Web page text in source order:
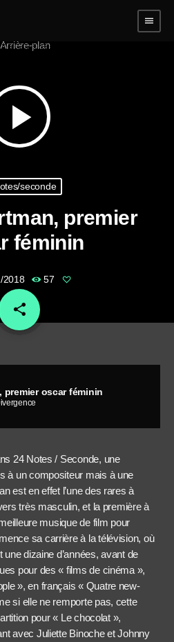
menu
play_arrow
seconde
premier
féminin
2018 57
share
email
premier oscar féminin
24 Notes / Seconde, une
à un compositeur mais à une
est en effet l’une des rares à
très masculin, et la première à
musique de film pour
sa carrière à la télévision, où
dizaine d’années, avant de
pour des « films de cinéma »,
», en français « Quatre new-
si elle ne remporte pas, cette
pour « Le chocolat »,
avec Juliette Binoche et Johnny